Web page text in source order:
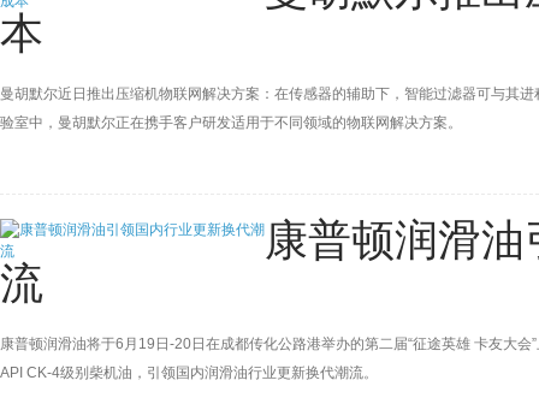
本
曼胡默尔近日推出压缩机物联网解决方案：在传感器的辅助下，智能过滤器可与其
验室中，曼胡默尔正在携手客户研发适用于不同领域的物联网解决方案。
康普顿润滑
流
康普顿润滑油将于6月19日-20日在成都传化公路港举办的第二届“征途英雄 卡友大
API CK-4级别柴机油，引领国内润滑油行业更新换代潮流。